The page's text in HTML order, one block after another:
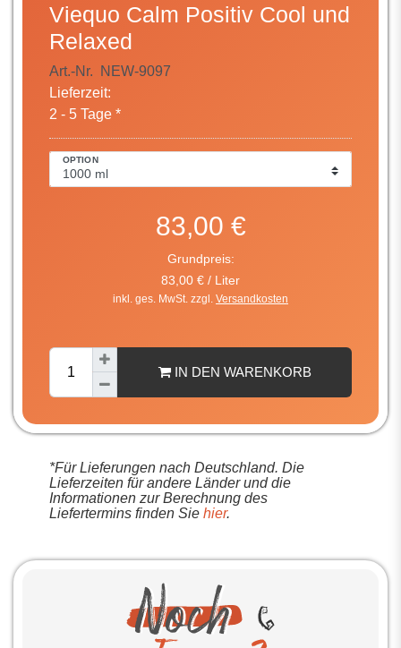
Viequo Calm Positiv Cool und
Relaxed
Art.-Nr.
NEW-9097
Lieferzeit:
2 - 5 Tage *
OPTION
83,00 €
Grundpreis:
83,00 € / Liter
inkl. ges. MwSt. zzgl. Versandkosten
IN DEN WARENKORB
*Für Lieferungen nach Deutschland. Die
Lieferzeiten für andere Länder und die
Informationen zur Berechnung des
Liefertermins finden Sie hier.